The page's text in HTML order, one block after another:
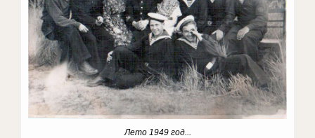
Лето 1949 год...